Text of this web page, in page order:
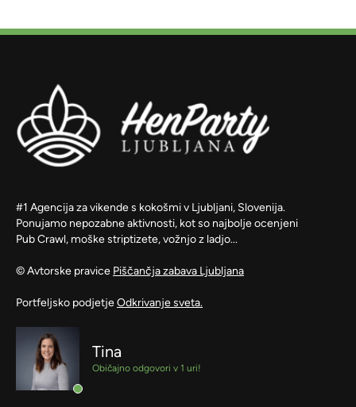
#1 Agencija za vikende s kokošmi v Ljubljani, Slovenija.
Ponujamo nepozabne aktivnosti, kot so najbolje ocenjeni
Pub Crawl, moške striptizete, vožnjo z ladjo...
© Avtorske pravice Piščančja zabava Ljubljana
Portfeljsko podjetjeOdkrivanje sveta.
Tina
Običajno odgovori v 1 uri!